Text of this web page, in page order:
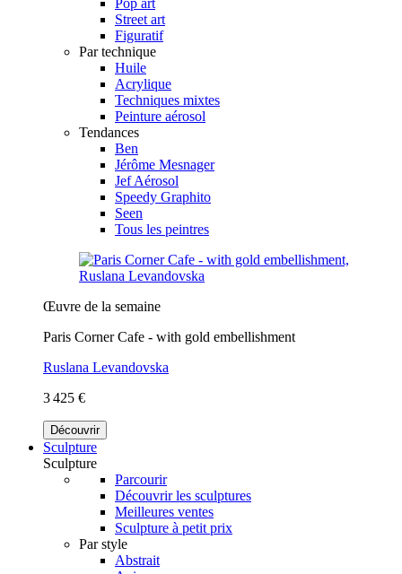
Street art
Figuratif
Par technique
Huile
Acrylique
Techniques mixtes
Peinture aérosol
Tendances
Ben
Jérôme Mesnager
Jef Aérosol
Speedy Graphito
Seen
Tous les peintres
Œuvre de la semaine
Paris Corner Cafe - with gold embellishment
Ruslana Levandovska
3 425 €
Découvrir
Sculpture
Sculpture
Parcourir
Découvrir les sculptures
Meilleures ventes
Sculpture à petit prix
Par style
Abstrait